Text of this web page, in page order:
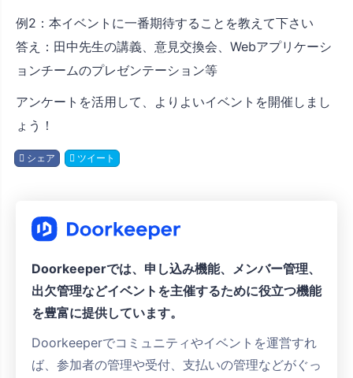
例2：本イベントに一番期待することを教えて下さい
答え：田中先生の講義、意見交換会、Webアプリケーシ
ョンチームのプレゼンテーション等
アンケートを活用して、よりよいイベントを開催しまし
ょう！
シェア ツイート
Doorkeeperでは、申し込み機能、メンバー管理、
出欠管理などイベントを主催するために役立つ機能
を豊富に提供しています。
Doorkeeperでコミュニティやイベントを運営すれ
ば、参加者の管理や受付、支払いの管理などがぐっ